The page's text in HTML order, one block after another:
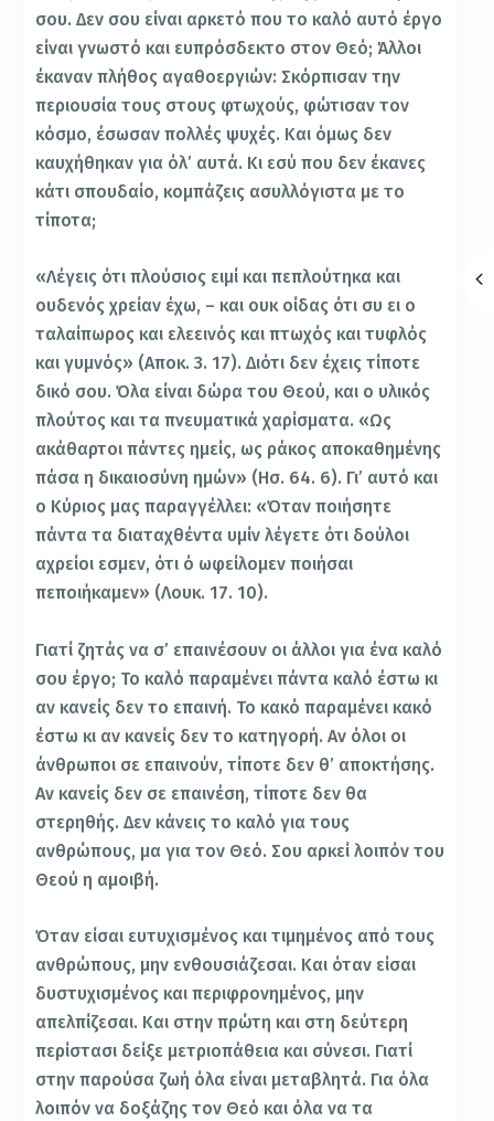
σου. Δεν σου είναι αρκετό που το καλό αυτό έργο
είναι γνωστό και ευπρόσδεκτο στον Θεό; Άλλοι
έκαναν πλήθος αγαθοεργιών: Σκόρπισαν την
περιουσία τους στους φτωχούς, φώτισαν τον
κόσμο, έσωσαν πολλές ψυχές. Και όμως δεν
καυχήθηκαν για όλ’ αυτά. Κι εσύ που δεν έκανες
κάτι σπουδαίο, κομπάζεις ασυλλόγιστα με το
τίποτα;
«Λέγεις ότι πλούσιος ειμί και πεπλούτηκα και
ουδενός χρείαν έχω, – και ουκ οίδας ότι συ ει ο
ταλαίπωρος και ελεεινός και πτωχός και τυφλός
και γυμνός» (Αποκ. 3. 17). Διότι δεν έχεις τίποτε
δικό σου. Όλα είναι δώρα του Θεού, και ο υλικός
πλούτος και τα πνευματικά χαρίσματα. «Ως
ακάθαρτοι πάντες ημείς, ως ράκος αποκαθημένης
πάσα η δικαιοσύνη ημών» (Ησ. 64. 6). Γι’ αυτό και
ο Κύριος μας παραγγέλλει: «Όταν ποιήσητε
πάντα τα διαταχθέντα υμίν λέγετε ότι δούλοι
αχρείοι εσμεν, ότι ό ωφείλομεν ποιήσαι
πεποιήκαμεν» (Λουκ. 17. 10).
Γιατί ζητάς να σ’ επαινέσουν οι άλλοι για ένα καλό
σου έργο; Το καλό παραμένει πάντα καλό έστω κι
αν κανείς δεν το επαινή. Το κακό παραμένει κακό
έστω κι αν κανείς δεν το κατηγορή. Αν όλοι οι
άνθρωποι σε επαινούν, τίποτε δεν θ’ αποκτήσης.
Αν κανείς δεν σε επαινέση, τίποτε δεν θα
στερηθής. Δεν κάνεις το καλό για τους
ανθρώπους, μα για τον Θεό. Σου αρκεί λοιπόν του
Θεού η αμοιβή.
Όταν είσαι ευτυχισμένος και τιμημένος από τους
ανθρώπους, μην ενθουσιάζεσαι. Και όταν είσαι
δυστυχισμένος και περιφρονημένος, μην
απελπίζεσαι. Και στην πρώτη και στη δεύτερη
περίστασι δείξε μετριοπάθεια και σύνεσι. Γιατί
στην παρούσα ζωή όλα είναι μεταβλητά. Για όλα
λοιπόν να δοξάζης τον Θεό και όλα να τα